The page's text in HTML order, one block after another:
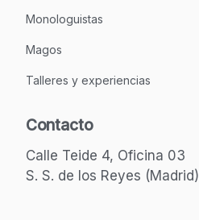
Monologuistas
Magos
Talleres y experiencias
Contacto
Calle Teide 4, Oficina 03
S. S. de los Reyes (Madrid)